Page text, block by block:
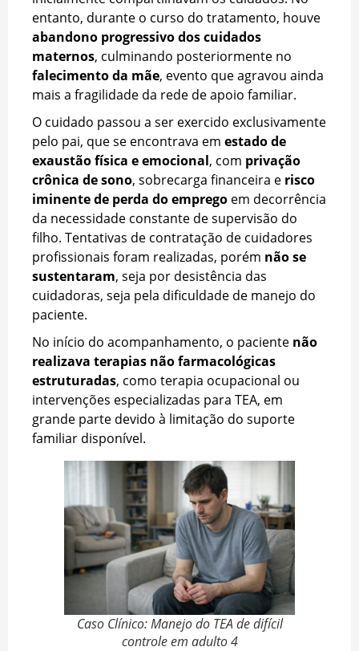
entanto, durante o curso do tratamento, houve
abandono progressivo dos cuidados
maternos, culminando posteriormente no
falecimento da mãe, evento que agravou ainda
mais a fragilidade da rede de apoio familiar.
O cuidado passou a ser exercido exclusivamente
pelo pai, que se encontrava em estado de
exaustão física e emocional, com privação
crônica de sono, sobrecarga financeira e risco
iminente de perda do emprego em decorrência
da necessidade constante de supervisão do
filho. Tentativas de contratação de cuidadores
profissionais foram realizadas, porém não se
sustentaram, seja por desistência das
cuidadoras, seja pela dificuldade de manejo do
paciente.
No início do acompanhamento, o paciente não
realizava terapias não farmacológicas
estruturadas, como terapia ocupacional ou
intervenções especializadas para TEA, em
grande parte devido à limitação do suporte
familiar disponível.
Caso Clínico: Manejo do TEA de difícil
controle em adulto 4